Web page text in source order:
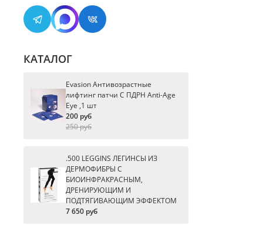
КАТАЛОГ
Evasion Антивозрастные
лифтинг патчи С ПДРН Anti-Age
Eye ,1 шт
200 руб
250 руб
.500 LEGGINS ЛЕГИНСЫ ИЗ
ДЕРМОФИБРЫ С
БИОИНФРАКРАСНЫМ,
ДРЕНИРУЮЩИМ И
ПОДТЯГИВАЮЩИМ ЭФФЕКТОМ
7 650 руб